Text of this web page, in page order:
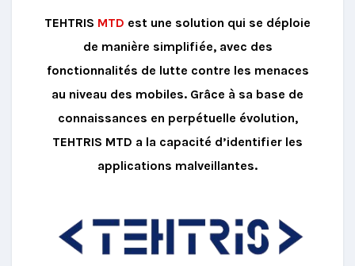
TEHTRIS MTD est une solution qui se déploie
de manière simplifiée, avec des
fonctionnalités de lutte contre les menaces
au niveau des mobiles. Grâce à sa base de
connaissances en perpétuelle évolution,
TEHTRIS MTD a la capacité d’identifier les
applications malveillantes.